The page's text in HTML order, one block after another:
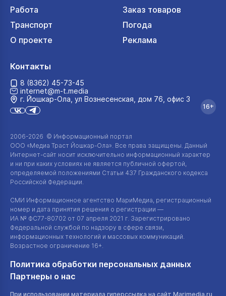
Работа
Заказ товаров
Транспорт
Погода
О проекте
Реклама
2006-2026 © Информационный портал
ООО «Медиа Траст Йошкар-Ола». Все права защищены. Данный
Интернет-сайт носит исключительно информационный характер
и ни при каких условиях не является публичной офертой,
определяемой положениями Статьи 437 Гражданского кодекса
Российской Федерации.
СМИ Информационное агентство МариМедиа, регистрационный
номер и дата принятия решения о регистрации —
ИА № ФС77-80702 от 07 апреля 2021 г. Зарегистрировано
Федеральной службой по надзору в сфере связи,
информационных технологий и массовых коммуникаций.
Возрастное ограничение 16+.
Политика обработки персональных данных
Партнеры о нас
При использовании материала гиперссылка на сайт Marimedia.ru
Контакты
8 (8362) 45-73-45
internet@m-t.media
г. Йошкар‑Ола, ул Вознесенская, дом 76, офис 3
16+